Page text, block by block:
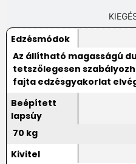
Edzésmódok
Az állítható magasságú
tetszőlegesen
fajta edzésgyakorlat
Beépített
lapsúy
70 kg
Kivitel